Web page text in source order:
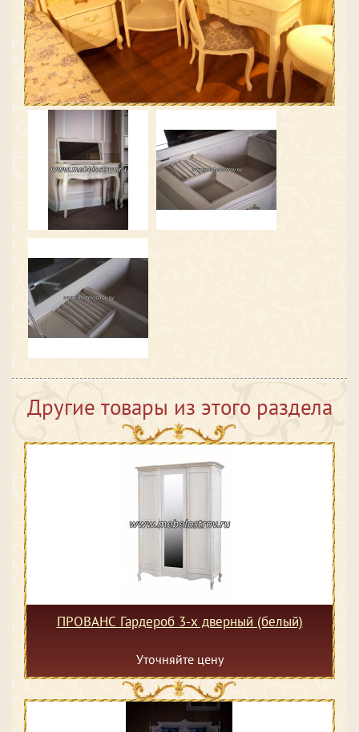
Другие товары из этого раздела
ПРОВАНС Гардероб 3-х дверный (белый)
Уточняйте цену